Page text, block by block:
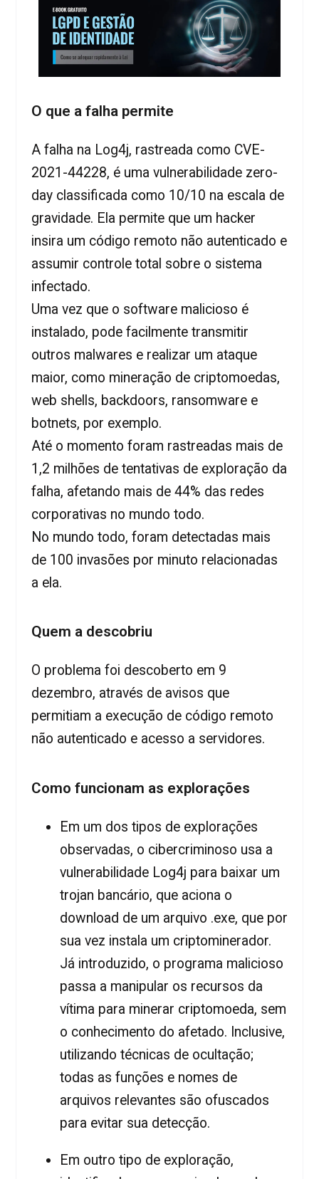
O que a falha permite
A falha na Log4j, rastreada como CVE-
2021-44228, é uma vulnerabilidade zero-
day classificada como 10/10 na escala de
gravidade. Ela permite que um hacker
insira um código remoto não autenticado e
assumir controle total sobre o sistema
infectado.
Uma vez que o software malicioso é
instalado, pode facilmente transmitir
outros malwares e realizar um ataque
maior, como mineração de criptomoedas,
web shells, backdoors, ransomware e
botnets, por exemplo.
Até o momento foram rastreadas mais de
1,2 milhões de tentativas de exploração da
falha, afetando mais de 44% das redes
corporativas no mundo todo.
No mundo todo, foram detectadas mais
de 100 invasões por minuto relacionadas
a ela.
Quem a descobriu
O problema foi descoberto em 9
dezembro, através de avisos que
permitiam a execução de código remoto
não autenticado e acesso a servidores.
Como funcionam as explorações
Em um dos tipos de explorações
observadas, o cibercriminoso usa a
vulnerabilidade Log4j para baixar um
trojan bancário, que aciona o
download de um arquivo .exe, que por
sua vez instala um criptominerador.
Já introduzido, o programa malicioso
passa a manipular os recursos da
vítima para minerar criptomoeda, sem
o conhecimento do afetado. Inclusive,
utilizando técnicas de ocultação;
todas as funções e nomes de
arquivos relevantes são ofuscados
para evitar sua detecção.
Em outro tipo de exploração,